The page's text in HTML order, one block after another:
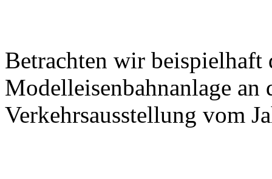
Betrachten wir beispielhaft
Modelleisenbahnanlage an
Verkehrsausstellung vom